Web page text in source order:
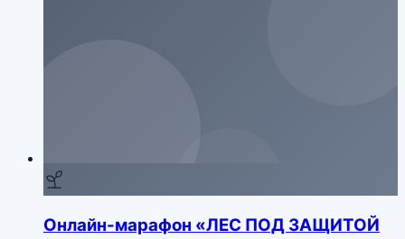
Онлайн-марафон «ЛЕС ПОД ЗАЩИТОЙ